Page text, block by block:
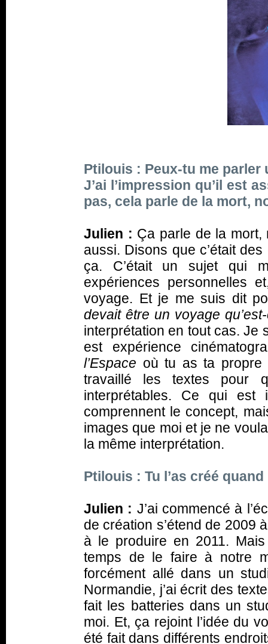
Ptilouis : Peux-tu me parler
J’ai l’impression qu’il est
pas, cela parle de la mort,
Julien : Ça parle de la
aussi. Disons que c’était
ça. C’était un sujet qui
expériences personnelles
voyage. Et je me suis dit
devait être un voyage
interprétation en tout cas. Je
est expérience
l’Espace où tu as ta propre
travaillé les textes pour
interprétables. Ce qui est
comprennent le concept,
images que moi et je ne
la même interprétation.
Ptilouis : Tu l’as créé quand
Julien : J’ai commencé à
de création s’étend de 2009
à le produire en 2011.
temps de le faire à notre
forcément allé dans un
Normandie, j’ai écrit des
fait les batteries dans un
moi. Et, ça rejoint l’idée du
été fait dans différents